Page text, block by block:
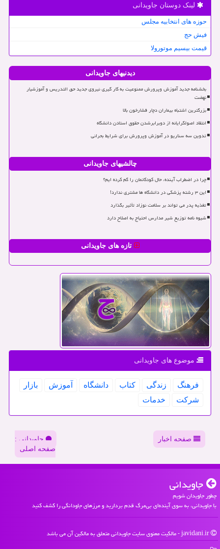
لینک دوستان جاویدانی
حوزه های انتخابیه مجلس
فیش حج
قیمت بیسیم موتورولا
دیدنیهای جاویدانی
بخشنامه جدید آموزش وپرورش ممنوعیت به کار گیری نیروی جدید حق التدریس و آموزشیار
نهضت
بزرگترین اشتباه بیماران دچار فشارخون بالا
انتقاد اصولگرایانه از دوبرابرشدن حقوق استادن دانشگاه
تدوین سه سناریو در آموزش وپرورش برای شرایط بحرانی
چالشیهای جاویدانی
چرا در اضطراب آینده، حال کودکانمان را گم کرده ایم؟
این ۳ رشته پزشکی در دانشگاه ها مشتری ندارد!
تغذیه پدر می تواند بر سلامت نوزاد تأثیر بگذارد
شیوه نامه توزیع شیر مدارس احتیاج به اصلاح دارد
تازه های جاویدانی
موضوع های جاویدانی
فرهنگ زندگی كتاب دانشگاه آموزش
بازار
شركت
خدمات
صفحه اخبار
جاویدانی :
صفحه اصلی
جاویدانی
چطور جاویدان شویم
با جاویدانی، به سوی آینده‌ای بی‌مرگ قدم بردارید و مرزهای جاودانگی را کشف کنید